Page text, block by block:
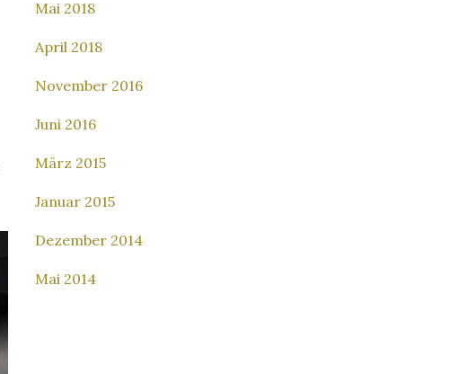
Mai 2018
April 2018
November 2016
Juni 2016
März 2015
Januar 2015
Dezember 2014
Mai 2014